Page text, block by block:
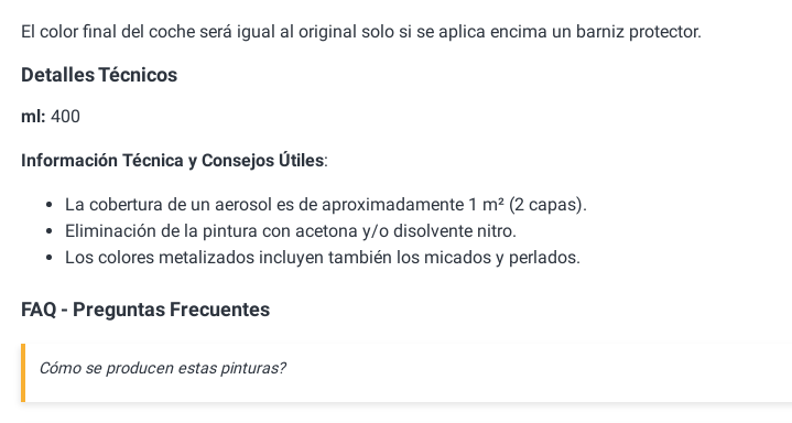
El color final del coche será igual al original solo si se aplica encima un barniz protector.
Detalles Técnicos
ml: 400
Información Técnica y Consejos Útiles:
La cobertura de un aerosol es de aproximadamente 1 m² (2 capas).
Eliminación de la pintura con acetona y/o disolvente nitro.
Los colores metalizados incluyen también los micados y perlados.
FAQ - Preguntas Frecuentes
Cómo se producen estas pinturas?